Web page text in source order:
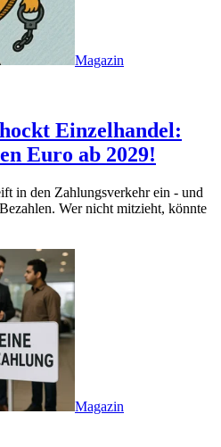
Magazin
Einzelhandel:
Euro ab 2029!
in den Zahlungsverkehr ein - und
Wer nicht mitzieht, könnte
Magazin